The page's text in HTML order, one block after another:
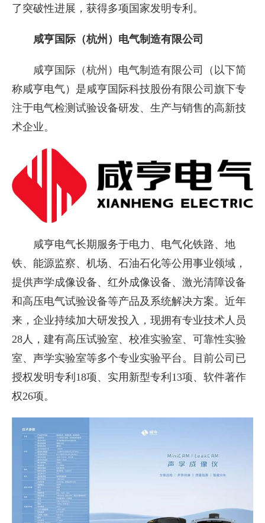
了突破性进展，获得多项国家发明专利。
咸亨国际（杭州）电气制造有限公司
咸亨国际（杭州）电气制造有限公司（以下简
称咸亨电气）是咸亨国际科技股份有限公司旗下专
注于电气检测试验设备研发、生产与销售的高新技
术企业。
咸亨电气长期服务于电力、电气化铁路、地
铁、能源监察、机场、石油石化等公用事业领域，
提供声学成像设备、红外成像设备、激光清障设备
和高压电气试验设备等产品及系统解决方案。近年
来，企业持续加大研发投入，现拥有专业技术人员
28人，建有高压试验室、校准实验室、可靠性实验
室、声学实验室等多个专业实验平台。目前公司已
授权发明专利18项、实用新型专利13项、软件著作
权26项。